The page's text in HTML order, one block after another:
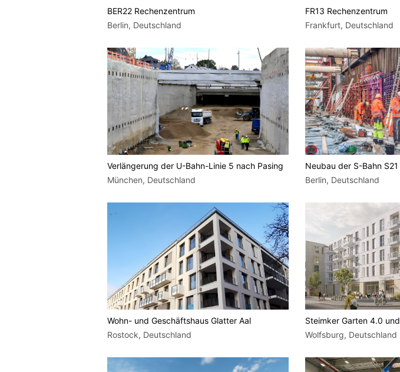
BER22 Rechenzentrum
Berlin, Deutschland
FR13 Rechenzentrum
Frankfurt, Deutschland
Verlängerung der U-Bahn-Linie 5 nach Pasing
München, Deutschland
Neubau der S-Bahn S21
Berlin, Deutschland
Wohn- und Geschäftshaus Glatter Aal
Rostock, Deutschland
Steimker Garten 4.0 und
Wolfsburg, Deutschland